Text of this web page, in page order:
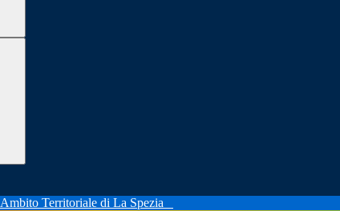
Ambito Territoriale di La Spezia